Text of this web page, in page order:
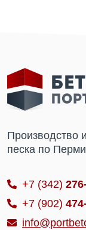
Производство
песка по
+7 (342)
+7 (902)